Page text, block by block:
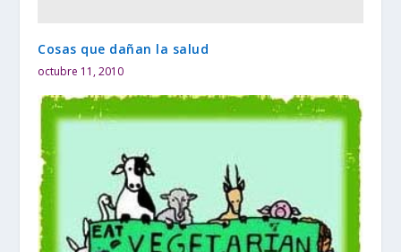
Cosas que dañan la salud
octubre 11, 2010